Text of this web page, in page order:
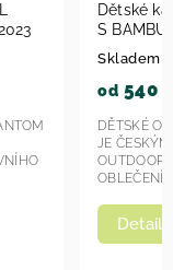
SLIM
2023
FANTOM
si...